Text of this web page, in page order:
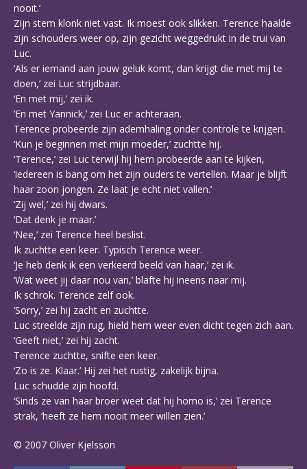
nooit.’
Zijn stem klonk niet vast. Ik moest ook slikken. Terence haalde
zijn schouders weer op, zijn gezicht weggedrukt in de trui van
Luc.
‘Als er iemand aan jouw geluk komt, dan krijgt die met mij te
doen,’ zei Luc strijdbaar.
‘En met mij,’ zei ik.
‘En met Yannick,’ zei Luc er achteraan.
Terence probeerde zijn ademhaling onder controle te krijgen.
‘Kun je beginnen met mijn moeder,’ zuchtte hij.
‘Terence,’ zei Luc terwijl hij hem probeerde aan te kijken,
‘iedereen is bang om het zijn ouders te vertellen. Maar je blijft
haar zoon jongen. Ze laat je echt niet vallen.’
‘Zij wel,’ zei hij dwars.
‘Dat denk je maar.’
‘Nee,’ zei Terence heel beslist.
Ik zuchtte een keer. Typisch Terence weer.
‘Je heb denk ik een verkeerd beeld van haar,’ zei ik.
‘Wat weet jij daar nou van,’ blafte hij ineens naar mij.
Ik schrok. Terence zelf ook.
‘Sorry,’ zei hij zacht en zuchtte.
Luc streelde zijn rug, hield hem weer even dicht tegen zich aan.
‘Geeft niet,’ zei hij zacht.
Terence zuchtte, snifte een keer.
‘Zo is ze. Klaar.’ Hij zei het rustig, zakelijk bijna.
Luc schudde zijn hoofd.
‘Sinds ze van haar broer weet dat hij homo is,’ zei Terence
strak, ‘heeft ze hem nooit meer willen zien.’
© 2007 Oliver Kjelsson